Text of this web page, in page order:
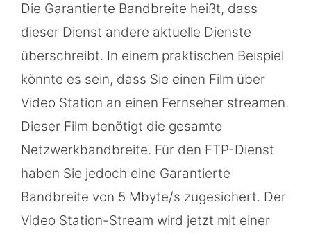
Die Garantierte Bandbreite heißt, dass
dieser Dienst andere aktuelle Dienste
überschreibt. In einem praktischen Beispiel
könnte es sein, dass Sie einen Film über
Video Station an einen Fernseher streamen.
Dieser Film benötigt die gesamte
Netzwerkbandbreite. Für den FTP-Dienst
haben Sie jedoch eine Garantierte
Bandbreite von 5 Mbyte/s zugesichert. Der
Video Station-Stream wird jetzt mit einer